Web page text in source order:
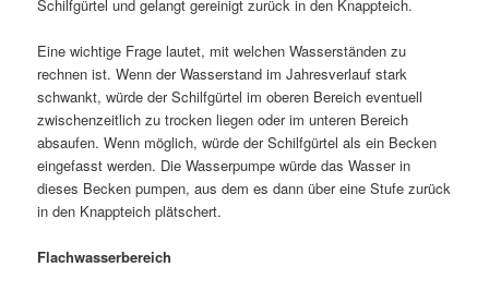
Schilfgürtel und gelangt gereinigt zurück in den Knappteich.
Eine wichtige Frage lautet, mit welchen Wasserständen zu
rechnen ist. Wenn der Wasserstand im Jahresverlauf stark
schwankt, würde der Schilfgürtel im oberen Bereich eventuell
zwischenzeitlich zu trocken liegen oder im unteren Bereich
absaufen. Wenn möglich, würde der Schilfgürtel als ein Becken
eingefasst werden. Die Wasserpumpe würde das Wasser in
dieses Becken pumpen, aus dem es dann über eine Stufe zurück
in den Knappteich plätschert.
Flachwasserbereich